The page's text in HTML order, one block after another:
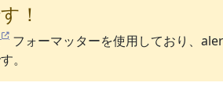
！
フォーマッターを使用しており、
。